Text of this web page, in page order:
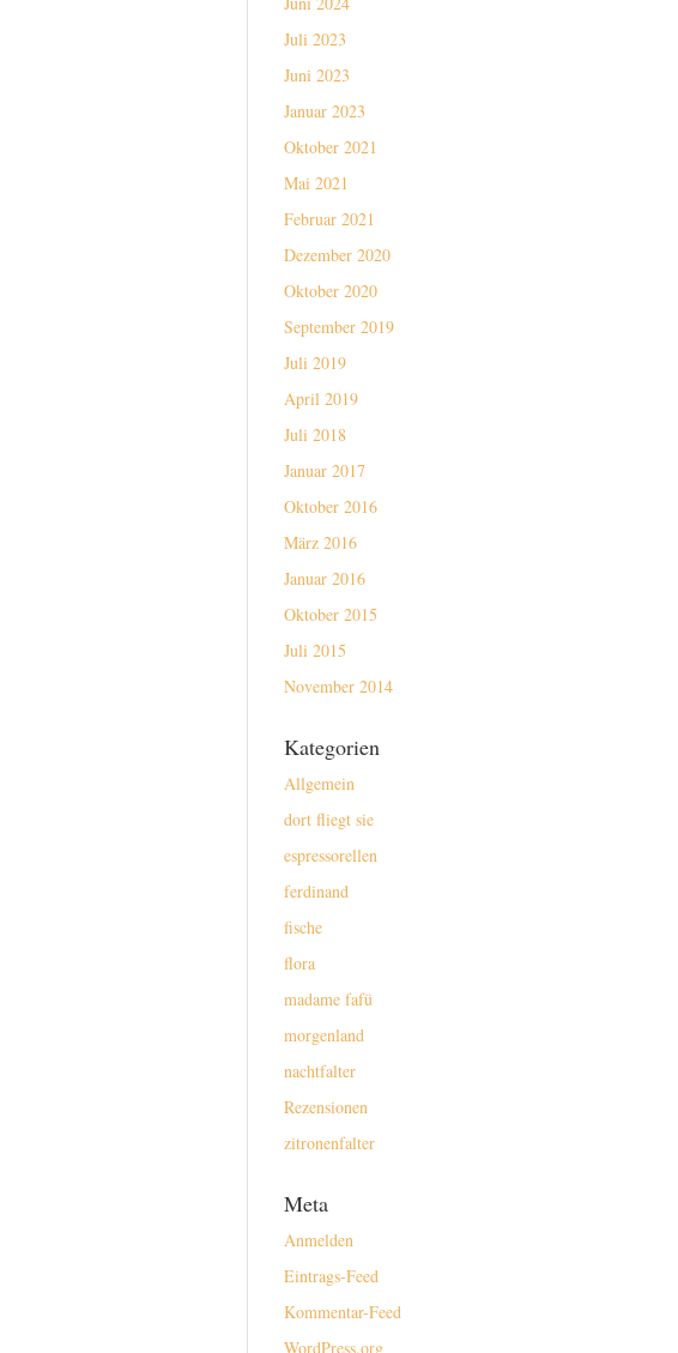
Juli 2023
Juni 2023
Januar 2023
Oktober 2021
Mai 2021
Februar 2021
Dezember 2020
Oktober 2020
September 2019
Juli 2019
April 2019
Juli 2018
Januar 2017
Oktober 2016
März 2016
Januar 2016
Oktober 2015
Juli 2015
November 2014
Kategorien
Allgemein
dort fliegt sie
espressorellen
ferdinand
fische
flora
madame fafü
morgenland
nachtfalter
Rezensionen
zitronenfalter
Meta
Anmelden
Eintrags-Feed
Kommentar-Feed
WordPress.org